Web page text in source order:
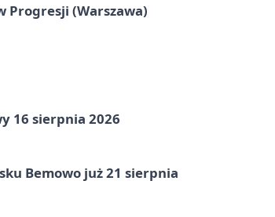
Progresji (Warszawa)
16 sierpnia 2026
Bemowo już 21 sierpnia